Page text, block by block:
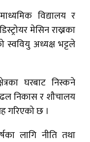
विद्यालय र
मेसिन राख्नका
स्ववियु अध्यक्ष भट्टले
घरबाट निस्कने
निकास र शौचालय
गरिएको छ ।
लागि नीति तथा